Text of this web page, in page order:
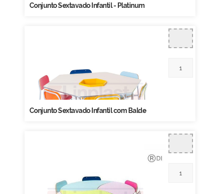
Conjunto Sextavado Infantil - Platinum
Conjunto Sextavado Infantil com Balde